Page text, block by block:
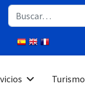
Buscar
Turismo